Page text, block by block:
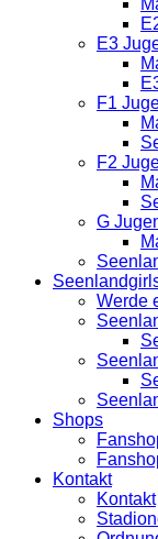
E3
F1
F2
G
Werde
Shops
Kontakt
Kontakt